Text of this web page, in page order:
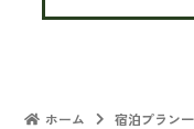
ホーム
宿泊プラン